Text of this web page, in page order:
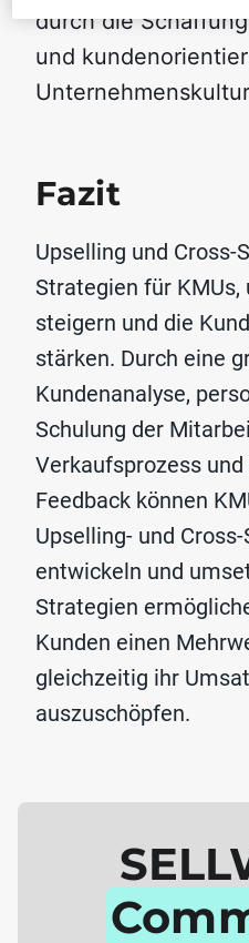
durch die
und
Fazit
Upselling und Cross-
Strategien für
steigern und die
stärken. Durch eine
Kundenanalyse,
Schulung der
Verkaufsprozess
Feedback können
Upselling- und
entwickeln und
Strategien
Kunden einen
gleichzeitig ihr
auszuschöpfen.